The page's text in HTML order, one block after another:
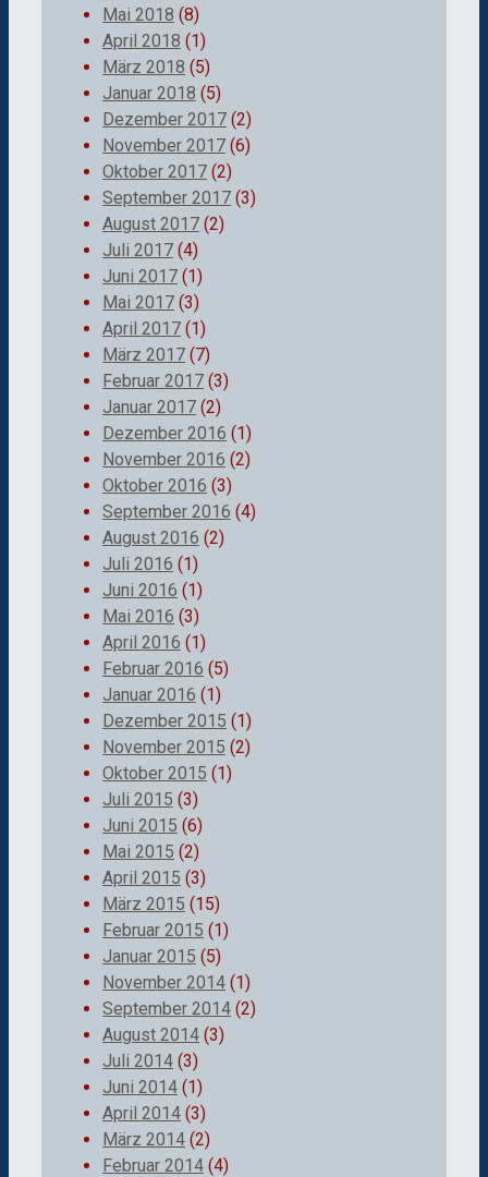
Mai 2018 (8)
April 2018 (1)
März 2018 (5)
Januar 2018 (5)
Dezember 2017 (2)
November 2017 (6)
Oktober 2017 (2)
September 2017 (3)
August 2017 (2)
Juli 2017 (4)
Juni 2017 (1)
Mai 2017 (3)
April 2017 (1)
März 2017 (7)
Februar 2017 (3)
Januar 2017 (2)
Dezember 2016 (1)
November 2016 (2)
Oktober 2016 (3)
September 2016 (4)
August 2016 (2)
Juli 2016 (1)
Juni 2016 (1)
Mai 2016 (3)
April 2016 (1)
Februar 2016 (5)
Januar 2016 (1)
Dezember 2015 (1)
November 2015 (2)
Oktober 2015 (1)
Juli 2015 (3)
Juni 2015 (6)
Mai 2015 (2)
April 2015 (3)
März 2015 (15)
Februar 2015 (1)
Januar 2015 (5)
November 2014 (1)
September 2014 (2)
August 2014 (3)
Juli 2014 (3)
Juni 2014 (1)
April 2014 (3)
März 2014 (2)
Februar 2014 (4)